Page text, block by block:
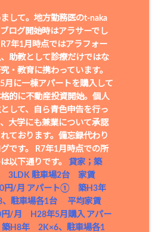
して。地方勤務医のt-naka
ログ開始時はアラサーでし
年1月時点ではアラフォー
助教として診療だけではな
・教育に携わっています。
月に一棟アパートを購入して
的に不動産投資開始。個人
して、自ら青色申告を行っ
大学にも兼業について承認
ております。備忘録代わり
です。 R7年1月時点での所
以下通りです。 貸家；築
3LDK 駐車場2台 家賃
円/月 アパート① 築H3年
、駐車場各1台 平均家賃
円/月 H28年5月購入 アパー
H8年 2K×6、駐車場各1